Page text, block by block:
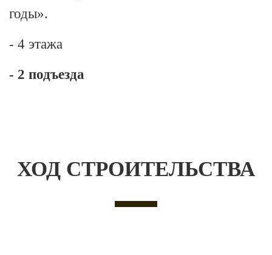
годы».
- 4 этажа
- 2 подъезда
ХОД СТРОИТЕЛЬСТВА